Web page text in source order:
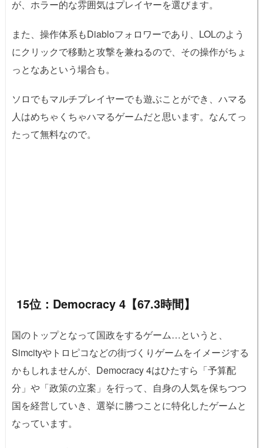
が、ホラー的な雰囲気はプレイヤーを選びます。
また、操作体系もDiabloフォロワーであり、LOLのよう
にクリックで移動と攻撃を兼ねるので、その操作がちょ
っとなあという場合も。
ソロでもマルチプレイヤーでも遊ぶことができ、ハマる
人はめちゃくちゃハマるゲームだと思います。なんてっ
たって無料なので。
15位：Democracy 4【67.3時間】
国のトップとなって国政をするゲーム…というと、
Simcityやトロピコなどの街づくりゲームをイメージする
かもしれませんが、Democracy 4はひたすら「予算配
分」や「政策の立案」を行って、自身の人気を保ちつつ
国を経営していき、選挙に勝つことに特化したゲームと
なっています。